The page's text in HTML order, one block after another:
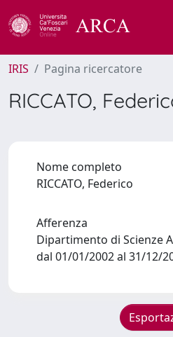
IRIS Pagina ricercatore
RICCATO,
Nome completo
RICCATO, Federico
Afferenza
Dipartimento di Scienze
dal 01/01/2002 al 31/12/